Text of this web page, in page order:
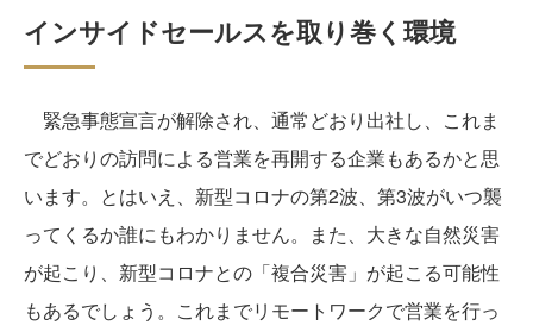
インサイドセールスを取り巻く環境
緊急事態宣言が解除され、通常どおり出社し、これま
でどおりの訪問による営業を再開する企業もあるかと思
います。とはいえ、新型コロナの第2波、第3波がいつ襲
ってくるか誰にもわかりません。また、大きな自然災害
が起こり、新型コロナとの「複合災害」が起こる可能性
もあるでしょう。これまでリモートワークで営業を行っ